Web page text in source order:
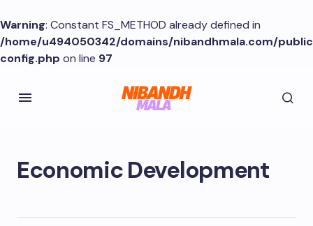
Warning: Constant FS_METHOD already defined in
/home/u494050342/domains/nibandhmala.com/
config.php on line 97
Economic Development